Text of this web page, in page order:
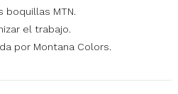
MTN.
el trabajo.
por Montana Colors.